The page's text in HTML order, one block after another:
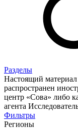
Разделы
Настоящий
распространен
центр «Сова» либо
агента
Фильтры
Регионы